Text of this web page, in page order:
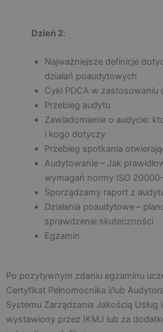
Dzień 2:
Najważniejsze definicje
działań poaudytowych
Cykl PDCA w
Przebieg audytu
Zawiadomienie o audycie:
i kogo dotyczy
Przebieg spotkania
Audytowanie – Jak
wymagań normy ISO
Sporządzamy raport z
Działania poaudytowe –
sprawdzenie skuteczności
Egzamin
Po pozytywnym zdaniu egzaminu
Certyfikat Pełnomocnika i/lub
Systemu Zarządzania Jakością Usług
wystawiony przez IKMJ lub za